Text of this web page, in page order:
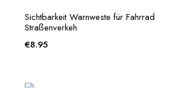
Sichtbarkeit Warnweste für Fahrrad
Straßenverkeh
€8.95